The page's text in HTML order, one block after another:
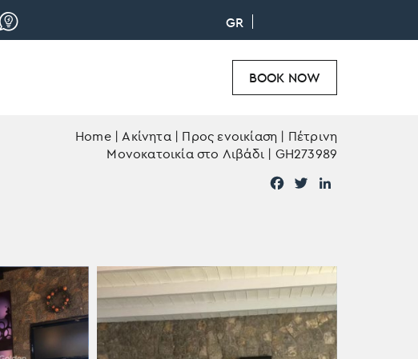
GR
BOOK NOW
Home| Ακίνητα | Προς ενοικίαση | Πέτρινη
Μονοκατοικία στο Λιβάδι | GH273989
o
o
k
e
r
d
I
n